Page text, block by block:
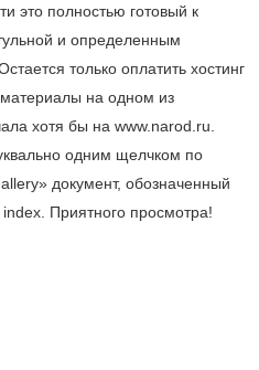
это полностью готовый к
и определенным
только оплатить хостинг
на одном из
хотя бы на www.narod.ru.
одним щелчком по
документ, обозначенный
Приятного просмотра!